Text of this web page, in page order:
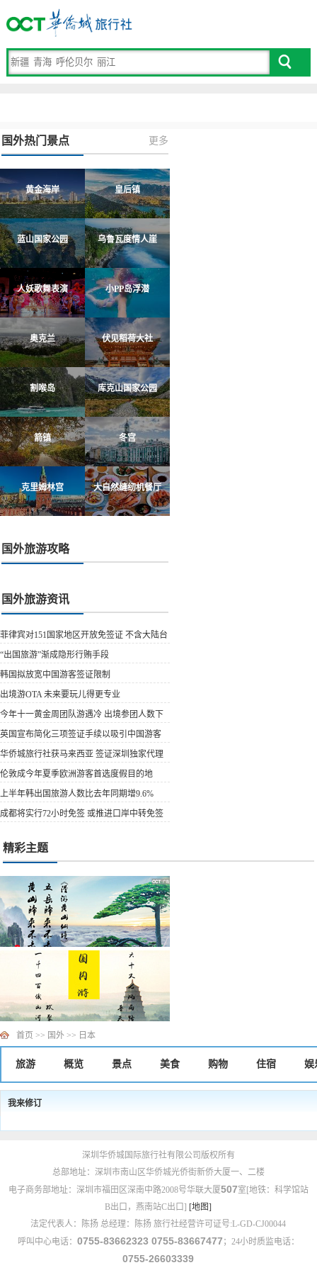
国外热门景点 更多
黄金海岸 皇后镇
蓝山国家公园 乌鲁瓦度情人崖
人妖歌舞表演 小PP岛浮潜
奥克兰 伏见稻荷大社
割喉岛 库克山国家公园
箭镇 冬宫
克里姆林宫 大自然缝纫机餐厅
国外旅游攻略
国外旅游资讯
菲律宾对151国家地区开放免签证 不含大陆台
湾
“出国旅游”渐成隐形行贿手段
韩国拟放宽中国游客签证限制
出境游OTA 未来要玩儿得更专业
今年十一黄金周团队游遇冷 出境参团人数下
降明显
英国宣布简化三项签证手续以吸引中国游客
华侨城旅行社获马来西亚 签证深圳独家代理
权
伦敦成今年夏季欧洲游客首选度假目的地
上半年韩出国旅游人数比去年同期增9.6%
成都将实行72小时免签 或推进口岸中转免签
精彩主题
首页 >> 国外 >> 日本
旅游 概览 景点 美食 购物 住宿 娱
我来修订
深圳华侨城国际旅行社有限公司版权所有
总部地址：深圳市南山区华侨城光侨街新侨大厦一、二楼
电子商务部地址：深圳市福田区深南中路2008号华联大厦507室[地铁：科学馆站
B出口，燕南站C出口] [地图]
法定代表人：陈扬 总经理：陈扬 旅行社经营许可证号:L-GD-CJ00044
呼叫中心电话： 0755-83662323 0755-83667477 ；24小时质监电话：
0755-26603339